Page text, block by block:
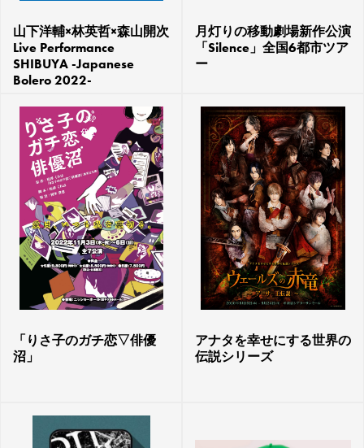
山下洋輔×林英哲×森山開次
Live Performance
SHIBUYA -Japanese
Bolero 2022-
月灯りの移動劇場新作公演
「Silence」全国6都市ツア
ー
「りさ子のガチ恋▽俳優
沼」
アナタを幸せにする世界の
伝説シリーズ